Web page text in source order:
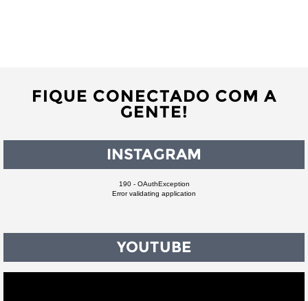
FIQUE CONECTADO COM A
GENTE!
INSTAGRAM
190 - OAuthException
Error validating application
YOUTUBE